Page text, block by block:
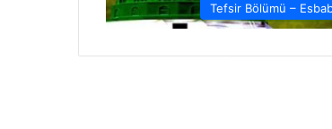
Tefsir Bölümü –